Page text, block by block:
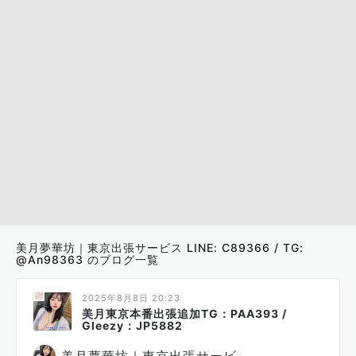
美月夢華坊｜東京出張サービス LINE: C89366 / TG:
@An98363 のブログ一覧
2025年8月8日 20:23
美月東京本番出張追加TG：PAA393 /
Gleezy：JP5882